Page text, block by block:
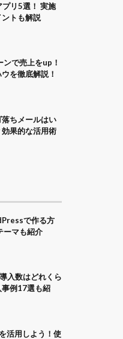
リ5選！ 実施
トも解説
ンで売上をup！
を徹底解説！
落ちメールはい
果的な活用術
で作る方
ーマも紹介
入数はどれくら
例17選も紹
活用しよう！使